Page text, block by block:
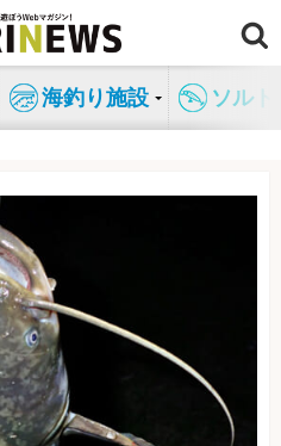
海釣り施設 ソル